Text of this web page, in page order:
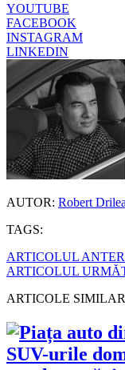
YOUTUBE
FACEBOOK
INSTAGRAM
LINKEDIN
AUTOR: Robert Drilea
TAGS:
ARTICOLUL
ARTICOLUL
ARTICOLE